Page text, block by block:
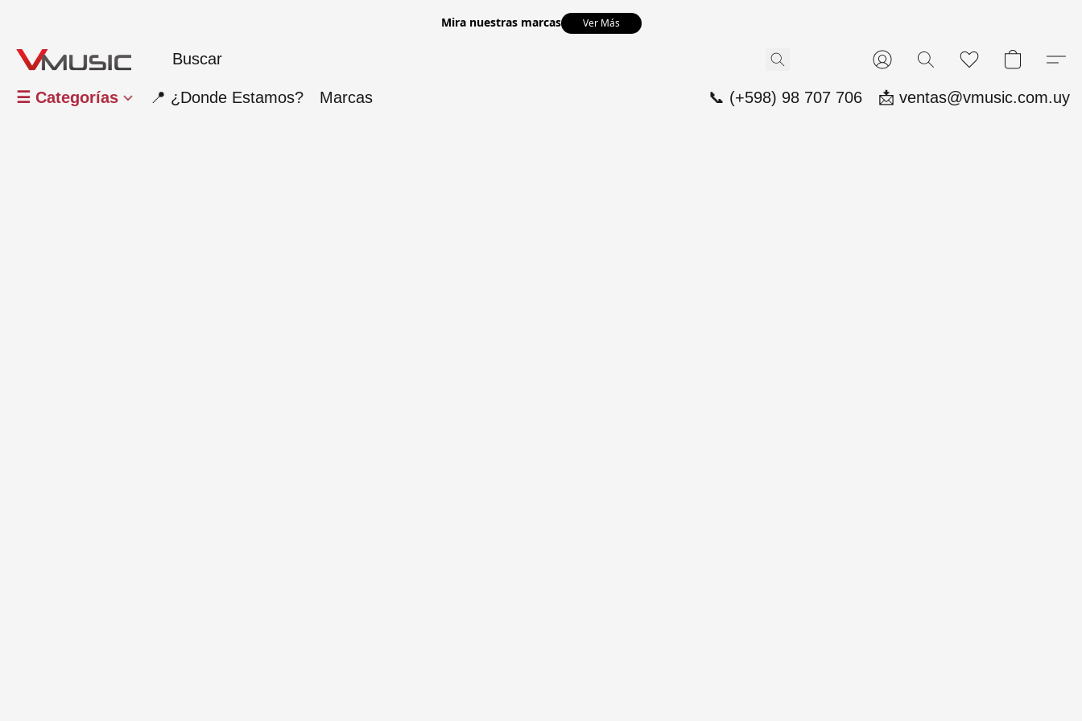
Mira nuestras marcas Ver Más
☰ Categorías 📍 ¿Donde Estamos? Marcas 📞 (+598) 98 707 706 📩 ventas@vmusic.com.uy